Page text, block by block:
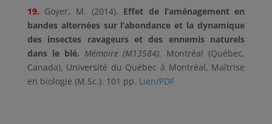
19. Goyer, M. (2014). Effet de l’aménagement en
bandes alternées sur l’abondance et la dynamique
des insectes ravageurs et des ennemis naturels
dans le blé. Mémoire (M13584). Montréal (Québec,
Canada), Université du Québec à Montréal, Maîtrise
en biologie (M.Sc.). 101 pp. Lien/PDF